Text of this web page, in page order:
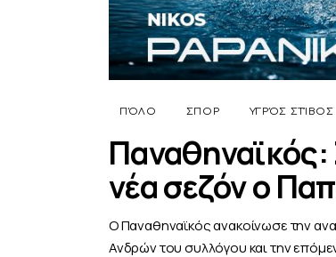
ΠΌΛΟ ΣΠΟΡ ΥΓΡΌΣ ΣΤΊΒΟΣ
Παναθηναϊκός:
νέα σεζόν ο
Ο Παναθηναϊκός ανακοίνωσε την
Ανδρών του συλλόγου και την